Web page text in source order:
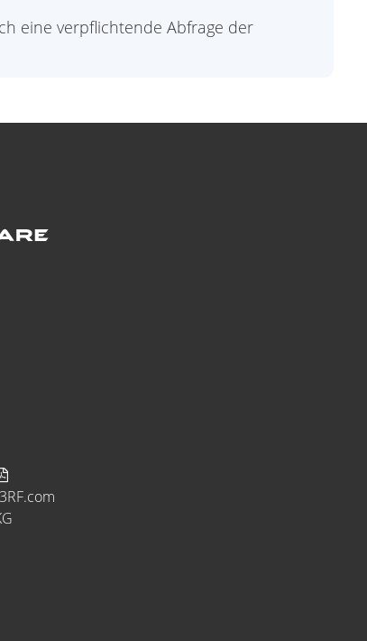
eine verpflichtende Abfrage der